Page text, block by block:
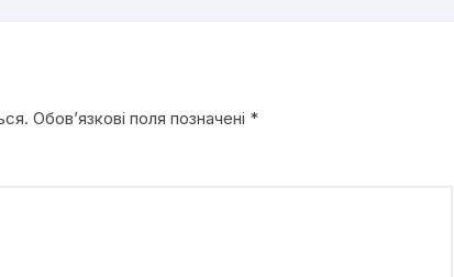
Обов’язкові поля позначені *